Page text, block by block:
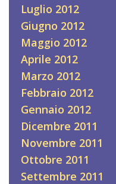
Luglio 2012
Giugno 2012
Maggio 2012
Aprile 2012
Marzo 2012
Febbraio 2012
Gennaio 2012
Dicembre 2011
Novembre 2011
Ottobre 2011
Settembre 2011